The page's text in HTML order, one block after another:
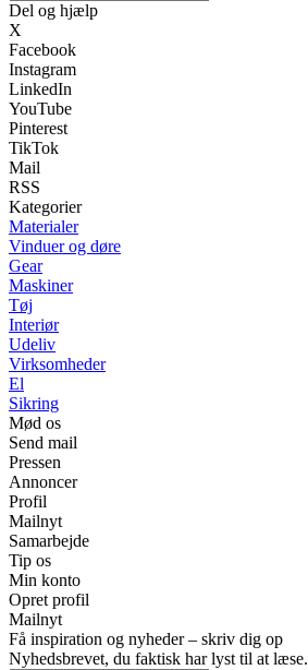
Del og hjælp
X
Facebook
Instagram
LinkedIn
YouTube
Pinterest
TikTok
Mail
RSS
Kategorier
Materialer
Vinduer og døre
Gear
Maskiner
Tøj
Interiør
Udeliv
Virksomheder
El
Sikring
Mød os
Send mail
Pressen
Annoncer
Profil
Mailnyt
Samarbejde
Tip os
Min konto
Opret profil
Mailnyt
Få inspiration og nyheder – skriv dig op
Nyhedsbrevet, du faktisk har lyst til at læse.